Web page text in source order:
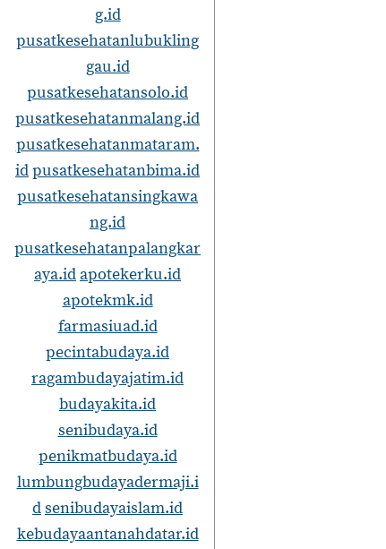
g.id
pusatkesehatanlubukling
gau.id
pusatkesehatansolo.id
pusatkesehatanmalang.id
pusatkesehatanmataram.
idpusatkesehatanbima.id
pusatkesehatansingkawa
ng.id
pusatkesehatanpalangkar
aya.id apotekerku.id
apotekmk.id
farmasiuad.id
pecintabudaya.id
ragambudayajatim.id
budayakita.id
senibudaya.id
penikmatbudaya.id
lumbungbudayadermaji.i
dsenibudayaislam.id
kebudayaantanahdatar.id